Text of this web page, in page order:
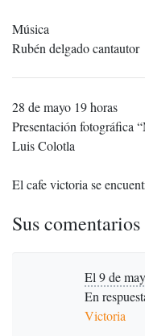
Música
Rubén delgado cantautor
28 de mayo 19 horas
Presentación fotográfica
Luis Colotla
El cafe victoria se
Sus comentarios
El 9 de
En
Victoria